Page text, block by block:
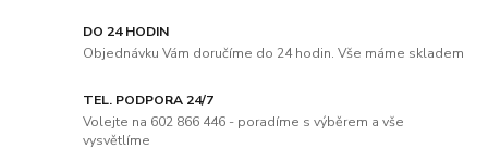
DO 24 HODIN
Objednávku Vám doručíme do 24 hodin. Vše máme skladem
TEL. PODPORA 24/7
Volejte na 602 866 446 - poradíme s výběrem a vše
vysvětlíme